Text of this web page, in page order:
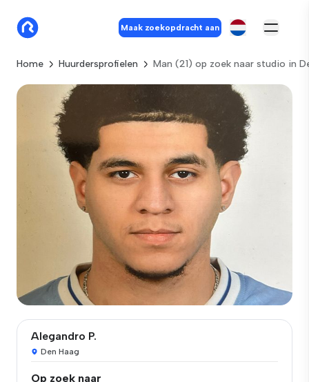
Maak zoekopdracht aan
Home Huurdersprofielen Man (21) op zoek naar studio in
Alegandro P.
Den Haag
Op zoek naar